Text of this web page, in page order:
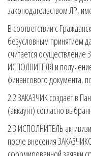
законодательством ЛР,
В соответствии с
безусловным принятием
считается
ИСПОЛНИТЕЛЯ и
финансового документа,
2.2 ЗАКАЗЧИК создает в
(аккаунт) согласно
2.3 ИСПОЛНИТЕЛЬ
после внесения